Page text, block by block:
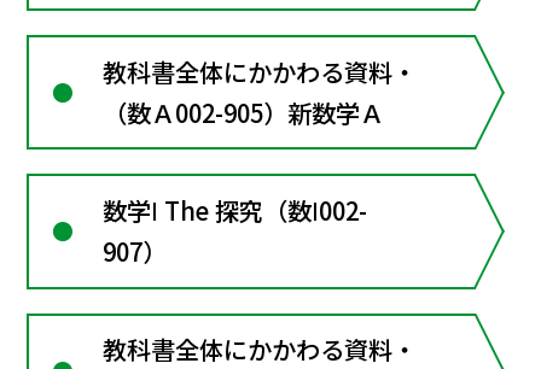
教科書全体にかかわる資料・
（数Ａ002-905）新数学Ａ
数学Ⅰ The 探究（数Ⅰ002-
907）
教科書全体にかかわる資料・